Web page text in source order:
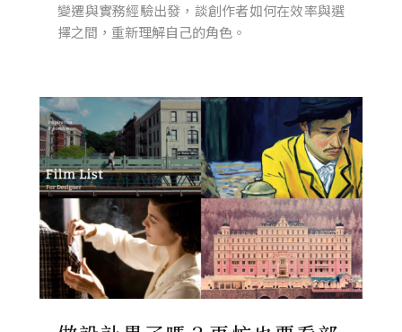
變遷與實務經驗出發，談創作者如何在效率與選
擇之間，重新理解自己的角色。